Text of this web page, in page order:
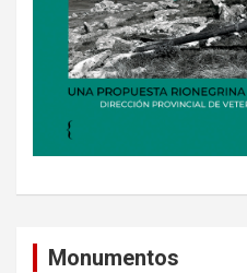
Monumentos